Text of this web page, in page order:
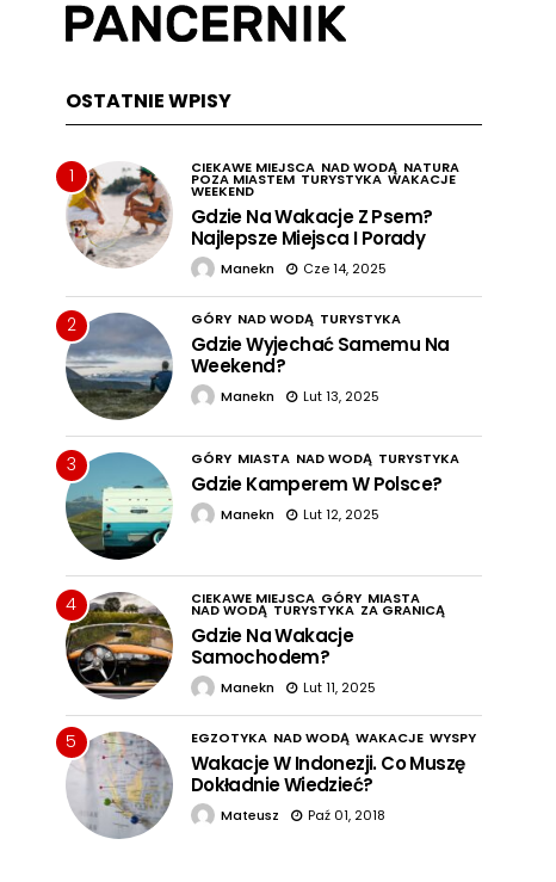
OSTATNIE WPISY
1 CIEKAWE MIEJSCA NAD WODĄ NATURA
POZA MIASTEM TURYSTYKA WAKACJE
WEEKEND
Gdzie Na Wakacje Z Psem?
Najlepsze Miejsca I Porady
Manekn Cze 14, 2025
2 GÓRY NAD WODĄ TURYSTYKA
Gdzie Wyjechać Samemu Na
Weekend?
Manekn Lut 13, 2025
3 GÓRY MIASTA NAD WODĄ TURYSTYKA
Gdzie Kamperem W Polsce?
Manekn Lut 12, 2025
4 CIEKAWE MIEJSCA GÓRY MIASTA
NAD WODĄ TURYSTYKA ZA GRANICĄ
Gdzie Na Wakacje
Samochodem?
Manekn Lut 11, 2025
5 EGZOTYKA NAD WODĄ WAKACJE WYSPY
Wakacje W Indonezji. Co Muszę
Dokładnie Wiedzieć?
Mateusz Paź 01, 2018